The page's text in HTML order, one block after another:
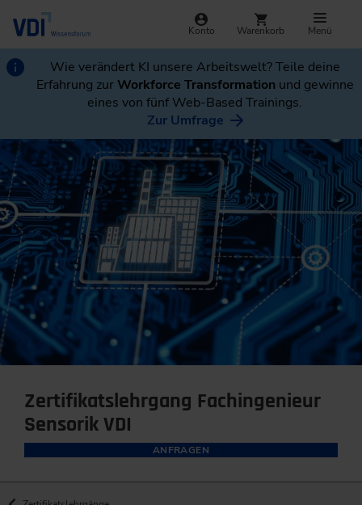
Konto Warenkorb Menü
Wie verändert KI unsere Arbeitswelt? Teile deine
Erfahrung zurWorkforce Transformation und gewinne
eines von fünf Web-Based Trainings.
Zur Umfrage
Zertifikatslehrgang Fachingenieur
Sensorik VDI
ANFRAGEN